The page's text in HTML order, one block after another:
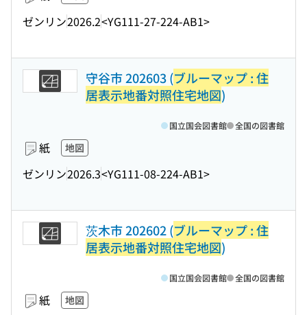
ゼンリン2026.2<YG111-27-224-AB1>
守谷市 202603 (ブルーマップ : 住
居表示地番対照住宅地図)
紙 地図
ゼンリン2026.3<YG111-08-224-AB1>
国立国会図書館 全国の図書館
茨木市 202602 (ブルーマップ : 住
居表示地番対照住宅地図)
紙 地図
国立国会図書館 全国の図書館